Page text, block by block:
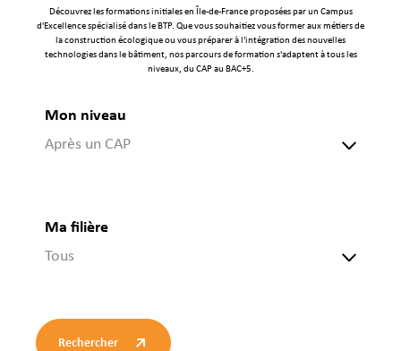
Découvrez les formations initiales en Île-de-France proposées par un Campus
d'Excellence spécialisé dans le BTP. Que vous souhaitiez vous former aux métiers de
la construction écologique ou vous préparer à l'intégration des nouvelles
technologies dans le bâtiment, nos parcours de formation s'adaptent à tous les
niveaux, du CAP au BAC+5.
Mon niveau
Après un CAP
Ma filière
Tous
Rechercher